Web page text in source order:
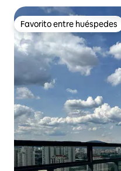
Favorito entre huéspedes
Favorito entre huéspedes